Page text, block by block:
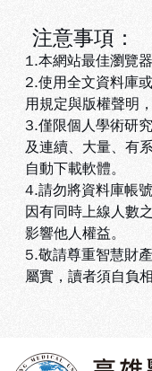
注意事項：
1.本網站最佳瀏覽
2.使用全文資料庫
用規定與版權聲明
3.僅限個人學術研
及連續、大量、有
自動下載軟體。
4.請勿將資料庫帳
因有同時上線人數
影響他人權益。
5.敬請尊重智慧財
屬實，讀者須自負